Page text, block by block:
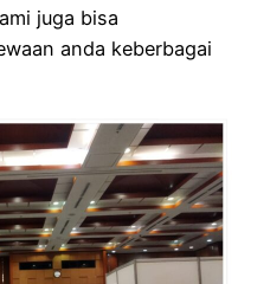
juga bisa
anda keberbagai